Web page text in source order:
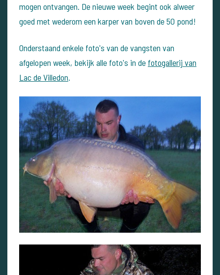
mogen ontvangen. De nieuwe week begint ook alweer
goed met wederom een karper van boven de 50 pond!
Onderstaand enkele foto's van de vangsten van
afgelopen week, bekijk alle foto's in de fotogallerij van
Lac de Villedon.